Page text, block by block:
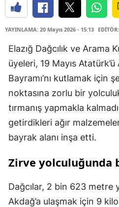
YAYINLAMA: 20 Mayıs 2026 - 15:13
Elazığ Dağcılık ve Arama
üyeleri, 19 Mayıs
Bayramı’nı kutlamak için
noktasına zorlu bir
tırmanış yapmakla
getirdikleri ağır
bayrak alanı inşa etti.
Zirve yolculuğunda
Dağcılar, 2 bin 623 metre
Akdağ’a ulaşmak için 9